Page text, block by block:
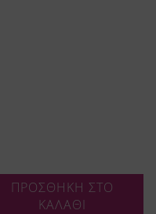
ΠΡΟΣΘΗΚΗ ΣΤΟ
ΚΑΛΑΘΙ